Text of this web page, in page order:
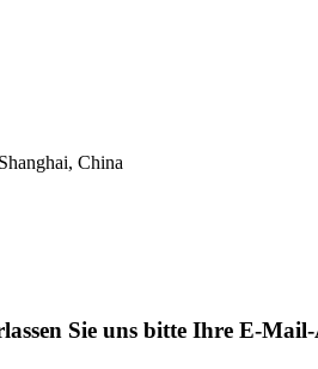
China
Sie uns bitte Ihre E-